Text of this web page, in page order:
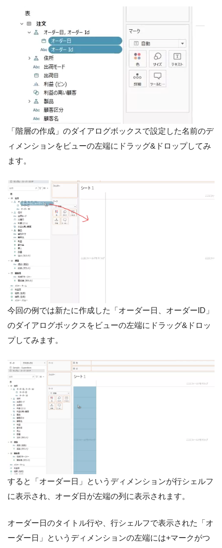
「階層の作成」のダイアログボックスで設定した名前のデ
ィメンションをビューの左端にドラッグ&ドロップしてみ
ます。
今回の例では新たに作成した「オーダー日、オーダーID」
のダイアログボックスをビューの左端にドラッグ&ドロッ
プしてみます。
すると「オーダー日」というディメンションが行シェルフ
に表示され、オーダ日が左端の列に表示されます。
オーダー日のタイトル行や、行シェルフで表示された「オ
ーダー日」というディメンションの左端には+マークがつ